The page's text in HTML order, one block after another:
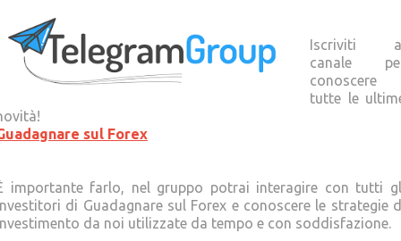
Iscriviti
canale
conoscere
tutte le
sul Forex
importante farlo, nel gruppo potrai interagire con tutti
di Guadagnare sul Forex e conoscere le strategie
da noi utilizzate da tempo e con soddisfazione.